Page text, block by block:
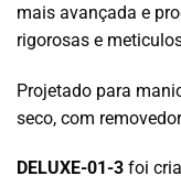
mais avançada e
rigorosas e
Projetado para
seco, com
DELUXE-01-3 foi